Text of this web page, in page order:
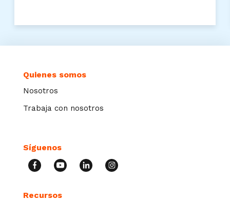
Quienes somos
Nosotros
Trabaja con nosotros
Síguenos
Recursos